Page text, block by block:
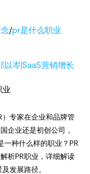
/pr是什么职业
以岑|SaaS营销增长
专家在企业和品牌管
企业还是初创公司，
一种什么样的职业？PR
析PR职业，详细解读
发展路径。